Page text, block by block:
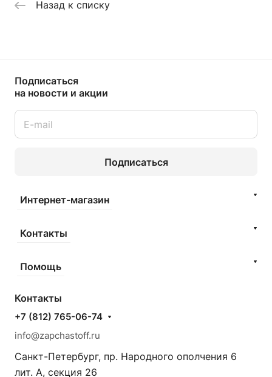
Назад к списку
Подписаться
на новости и акции
Подписаться
Интернет-магазин
Контакты
Помощь
Контакты
+7 (812) 765-06-74
info@zapchastoff.ru
Санкт-Петербург, пр. Народного ополчения 6
лит. А, секция 26